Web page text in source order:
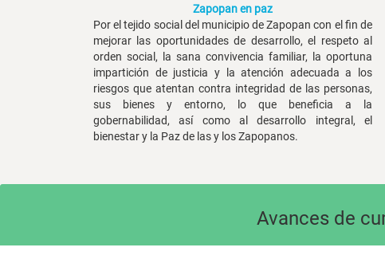
Zapopan en paz
Por el tejido social del municipio de Zapopan con el fin de
mejorar las oportunidades de desarrollo, el respeto al
orden social, la sana convivencia familiar, la oportuna
impartición de justicia y la atención adecuada a los
riesgos que atentan contra integridad de las personas,
sus bienes y entorno, lo que beneficia a la
gobernabilidad, así como al desarrollo integral, el
bienestar y la Paz de las y los Zapopanos.
Avances de